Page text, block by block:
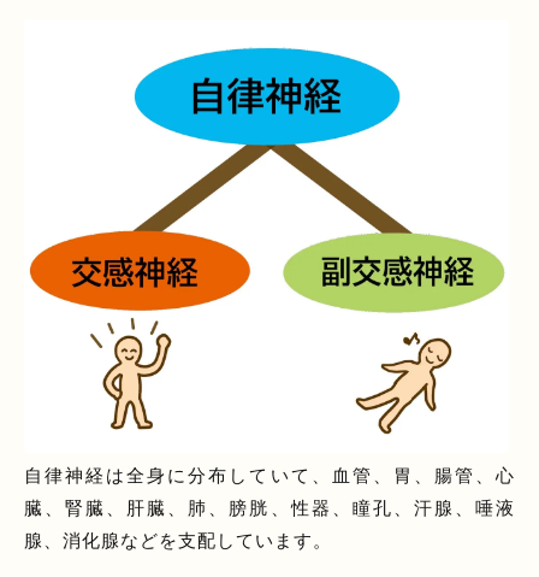
自律神経は全身に分布していて、血管、胃、腸管、心
臓、腎臓、肝臓、肺、膀胱、性器、瞳孔、汗腺、唾液
腺、消化腺などを支配しています。